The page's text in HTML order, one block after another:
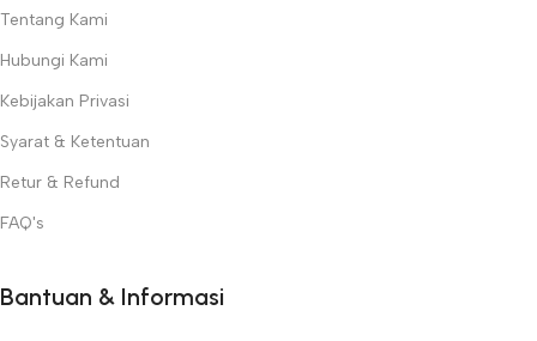
Tentang Kami
Hubungi Kami
Kebijakan Privasi
Syarat & Ketentuan
Retur & Refund
FAQ's
Bantuan & Informasi